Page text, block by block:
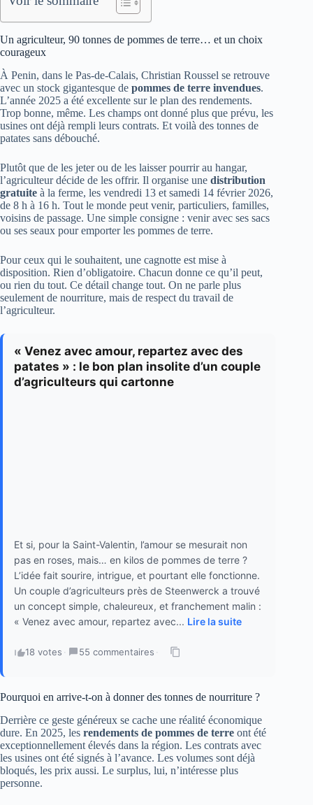
Un agriculteur, 90 tonnes de pommes de terre… et un choix
courageux
À Penin, dans le Pas-de-Calais, Christian Roussel se retrouve
avec un stock gigantesque de pommes de terre invendues.
L’année 2025 a été excellente sur le plan des rendements.
Trop bonne, même. Les champs ont donné plus que prévu, les
usines ont déjà rempli leurs contrats. Et voilà des tonnes de
patates sans débouché.
Plutôt que de les jeter ou de les laisser pourrir au hangar,
l’agriculteur décide de les offrir. Il organise une distribution
gratuite à la ferme, les vendredi 13 et samedi 14 février 2026,
de 8 h à 16 h. Tout le monde peut venir, particuliers, familles,
voisins de passage. Une simple consigne : venir avec ses sacs
ou ses seaux pour emporter les pommes de terre.
Pour ceux qui le souhaitent, une cagnotte est mise à
disposition. Rien d’obligatoire. Chacun donne ce qu’il peut,
ou rien du tout. Ce détail change tout. On ne parle plus
seulement de nourriture, mais de respect du travail de
l’agriculteur.
« Venez avec amour, repartez avec des
patates » : le bon plan insolite d’un couple
d’agriculteurs qui cartonne
Et si, pour la Saint-Valentin, l’amour se mesurait non
pas en roses, mais… en kilos de pommes de terre ?
L’idée fait sourire, intrigue, et pourtant elle fonctionne.
Un couple d’agriculteurs près de Steenwerck a trouvé
un concept simple, chaleureux, et franchement malin :
« Venez avec amour, repartez avec... Lire la suite
18 votes · 55 commentaires ·
Pourquoi en arrive-t-on à donner des tonnes de nourriture ?
Derrière ce geste généreux se cache une réalité économique
dure. En 2025, les rendements de pommes de terre ont été
exceptionnellement élevés dans la région. Les contrats avec
les usines ont été signés à l’avance. Les volumes sont déjà
bloqués, les prix aussi. Le surplus, lui, n’intéresse plus
personne.